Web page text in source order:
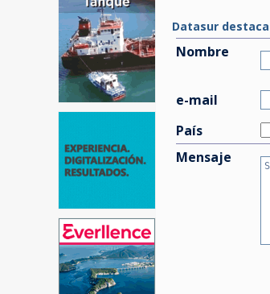
Datasur
Nombre
e-mail
País
Mensaje